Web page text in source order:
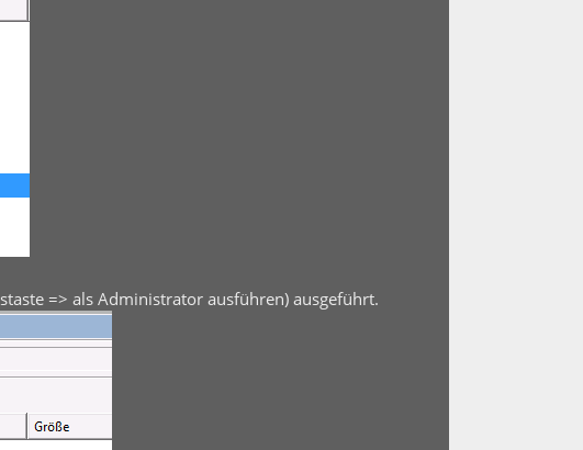
=> als Administrator ausführen) ausgeführt.